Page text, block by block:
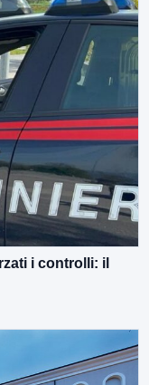
i controlli: il